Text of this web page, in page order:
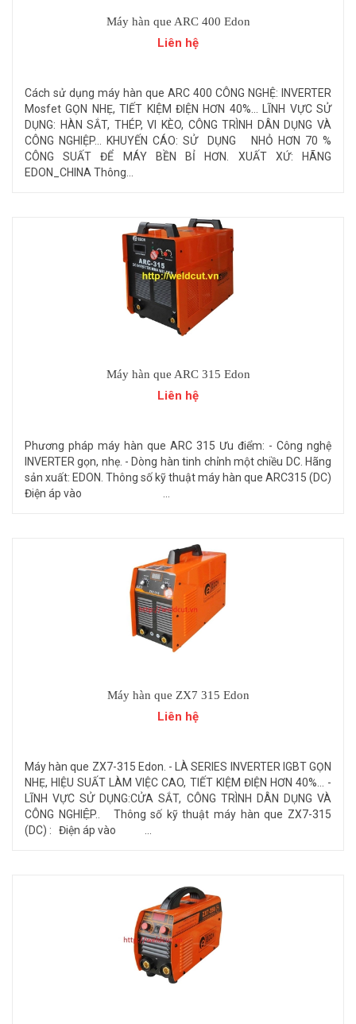
Máy hàn que ARC 400 Edon
Liên hệ
Cách sử dụng máy hàn que ARC 400 CÔNG NGHỆ: INVERTER
Mosfet GỌN NHẸ, TIẾT KIỆM ĐIỆN HƠN 40%... LĨNH VỰC SỬ
DỤNG: HÀN SẮT, THÉP, VI KÈO, CÔNG TRÌNH DÂN DỤNG VÀ
CÔNG NGHIỆP... KHUYẾN CÁO: SỬ DỤNG NHỎ HƠN 70 %
CÔNG SUẤT ĐỂ MÁY BỀN BỈ HƠN. XUẤT XỨ: HÃNG
EDON_CHINA Thông...
Máy hàn que ARC 315 Edon
Liên hệ
Phương pháp máy hàn que ARC 315 Ưu điểm: - Công nghệ
INVERTER gọn, nhẹ. - Dòng hàn tinh chỉnh một chiều DC. Hãng
sản xuất: EDON. Thông số kỹ thuật máy hàn que ARC315 (DC)
Điện áp vào ...
Máy hàn que ZX7 315 Edon
Liên hệ
Máy hàn que ZX7-315 Edon. - LÀ SERIES INVERTER IGBT GỌN
NHẸ, HIỆU SUẤT LÀM VIỆC CAO, TIẾT KIỆM ĐIỆN HƠN 40%... -
LĨNH VỰC SỬ DỤNG:CỬA SẮT, C​ÔNG TRÌNH DÂN DỤNG VÀ
CÔNG NGHIỆP.. Thông số kỹ thuật máy hàn que ZX7-315
(DC) : Điện áp vào ...